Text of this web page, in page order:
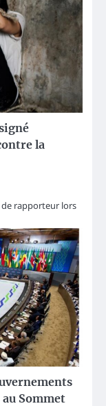
la
de rapporteur lors
Sommet